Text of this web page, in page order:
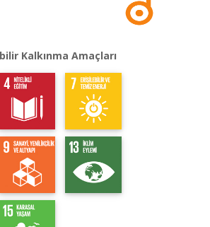
Kalkınma Amaçları